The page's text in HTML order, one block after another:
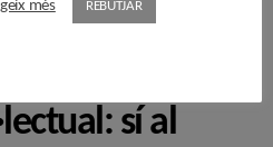
sí al
més REBUTJAR